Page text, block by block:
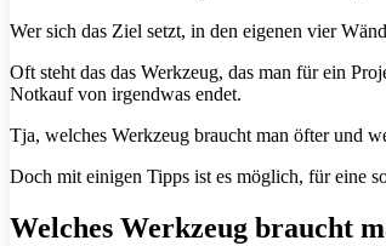
Wer sich das Ziel setzt, in den eigenen vier
Oft steht das das Werkzeug, das man für ein
Notkauf von irgendwas endet.
Tja, welches Werkzeug braucht man öfter und
Doch mit einigen Tipps ist es möglich, für eine
Welches Werkzeug braucht